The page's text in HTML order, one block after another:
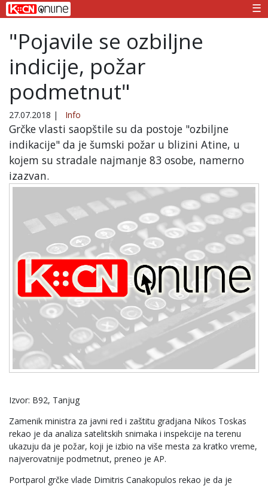
☰
"Pojavile se ozbiljne
indicije, požar
podmetnut"
27.07.2018 | Info
Grčke vlasti saopštile su da postoje "ozbiljne
indikacije" da je šumski požar u blizini Atine, u
kojem su stradale najmanje 83 osobe, namerno
izazvan.
Izvor: B92, Tanjug
Zamenik ministra za javni red i zaštitu gradjana Nikos Toskas
rekao je da analiza satelitskih snimaka i inspekcije na terenu
ukazuju da je požar, koji je izbio na više mesta za kratko vreme,
najverovatnije podmetnut, preneo je AP.
Portparol grčke vlade Dimitris Canakopulos rekao je da je